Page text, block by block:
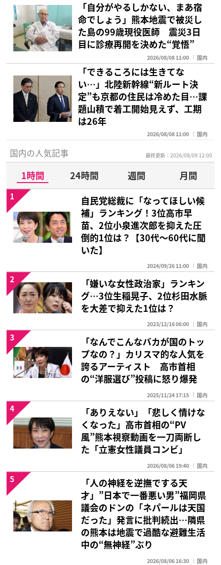
「自分がやるしかない、まあ宿
命でしょう」熊本地震で被災し
た島の99歳現役医師 震災3日
目に診療再開を決めた“覚悟”
2026/08/08 11:00 国内
「できるころには生きてな
い…」北陸新幹線“新ルート決
定”も京都の住民は冷めた目…課
題山積で着工開始見えず、工期
は26年
2026/08/08 11:00 国内
国内の人気記事 最終更新：2026/08/09 12:00
1時間 24時間 週間
月間
自民党総裁に「なってほしい候
補」ランキング！3位高市早
苗、2位小泉進次郎を抑えた圧
倒的1位は？【30代〜60代に聞
いた】
2024/09/26 11:00 国内
1
「嫌いな女性政治家」ランキン
グ…3位生稲晃子、2位杉田水脈
を大差で抑えた1位は？
2023/12/16 06:00 国内
2
「なんでこんなバカが国のトッ
プなの？」カリスマ的な人気を
誇るアーティスト 高市首相
の“洋服選び”投稿に怒り爆発
2025/11/24 17:15 国内
3
「ありえない」「悲しく情けな
くなった」高市首相の“PV
風”熊本視察動画を一刀両断し
た「立憲女性議員コンビ」
2026/08/06 19:40 国内
4
「人の神経を逆撫でする天
才」”日本で一番悪い男”福岡県
議会のドンの「ネパールは天国
だった」発言に批判続出…隣県
の熊本は地震で過酷な避難生活
中の“無神経”ぶり
2026/08/06 16:30 国内
5